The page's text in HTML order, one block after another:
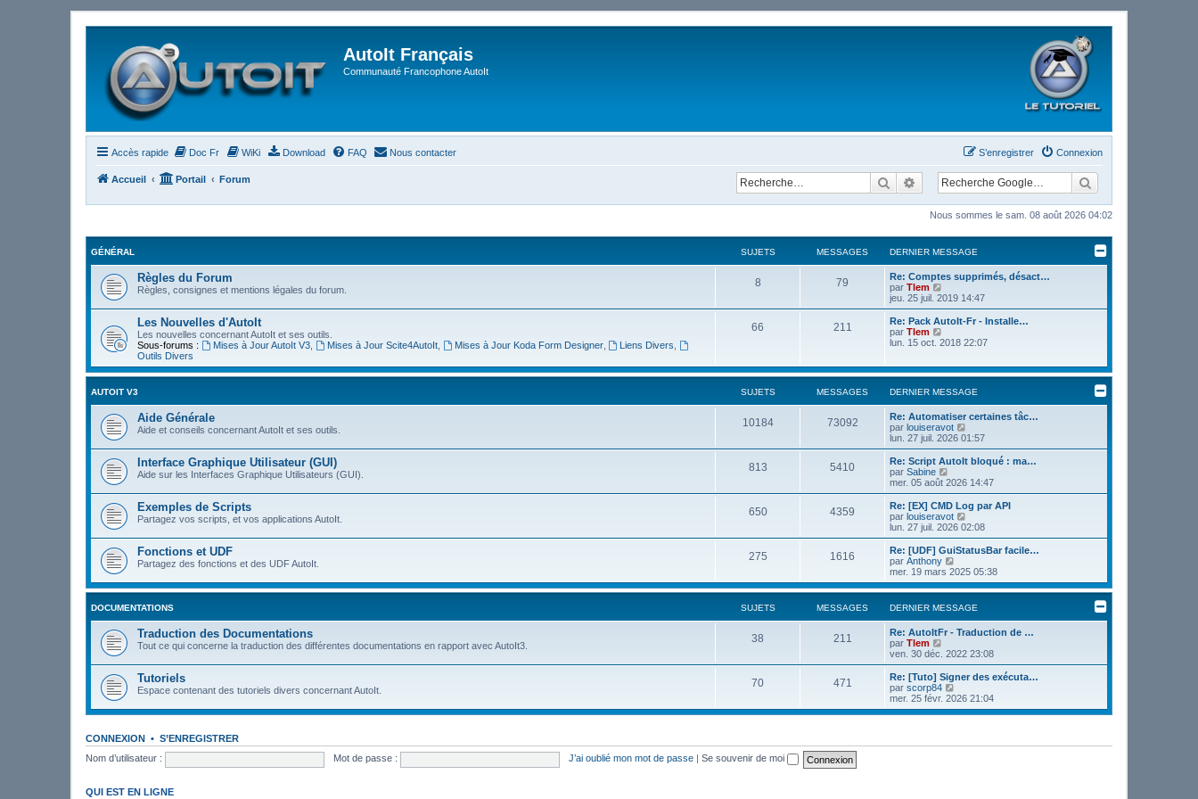
AutoIt Français
Communauté Francophone AutoIt
Accès rapide Doc Fr WiKi Download FAQ Nous contacter Connexion
S’enregistrer
Accueil Portail Forum RechercherRecherche avancée
Nous sommes le sam. 08 août 2026 04:02
GÉNÉRAL SUJETS MESSAGES DERNIER MESSAGE
Règles du Forum
Règles, consignes et mentions légales du forum.
8 79
Re: Comptes supprimés, désact…
par Tlem
o
i
r
e
r
i
e
r
m
e
s
s
a
g
e
jeu. 25 juil. 2019 14:47
Les Nouvelles d'AutoIt
Les nouvelles concernant AutoIt et ses outils.
Sous-forums :
Mises à Jour AutoIt V3, Mises à Jour Scite4AutoIt, Mises à Jour Koda Form Designer, Liens Divers
Outils Divers
66 211
Re: Pack AutoIt-Fr - Installe…
par Tlem
o
l
d
e
r
n
i
e
r
m
e
s
s
a
g
e
lun. 15 oct. 2018 22:07
AUTOIT V3 SUJETS MESSAGES DERNIER MESSAGE
Aide Générale
Aide et conseils concernant AutoIt et ses outils.
10184 73092
Re: Automatiser certaines tâc…
par louiseravot
o
i
r
e
r
n
i
r
e
s
s
a
g
e
lun. 27 juil. 2026 01:57
Interface Graphique Utilisateur (GUI)
Aide sur les Interfaces Graphique Utilisateurs (GUI).
813 5410
Re: Script AutoIt bloqué : ma…
par Sabine
o
i
r
l
e
e
r
n
i
e
m
e
s
a
g
e
mer. 05 août 2026 14:47
Exemples de Scripts
Partagez vos scripts, et vos applications AutoIt.
650 4359
Re: [EX] CMD Log par API
par louiseravot
o
i
r
e
e
n
i
e
m
e
s
a
g
e
lun. 27 juil. 2026 02:08
Fonctions et UDF
Partagez des fonctions et des UDF AutoIt.
275 1616
Re: [UDF] GuiStatusBar facile…
par Anthony
o
i
r
l
e
d
e
n
i
e
m
e
mer. 19 mars 2025 05:38
DOCUMENTATIONS SUJETS MESSAGES DERNIER MESSAGE
Traduction des Documentations
Tout ce qui concerne la traduction des différentes documentations en rapport avec AutoIt3.
38 211
Re: AutoItFr - Traduction de …
par Tlem
o
i
r
e
e
i
ven. 30 déc. 2022 23:08
Tutoriels
Espace contenant des tutoriels divers concernant AutoIt.
70 471
Re: [Tuto] Signer des exécuta…
par scorp84
o
i
r
mer. 25 févr. 2026 21:04
CONNEXION • S’ENREGISTRER
Nom d’utilisateur :
Mot de passe : J’ai oublié mon mot de passe Se souvenir de moi
QUI EST EN LIGNE